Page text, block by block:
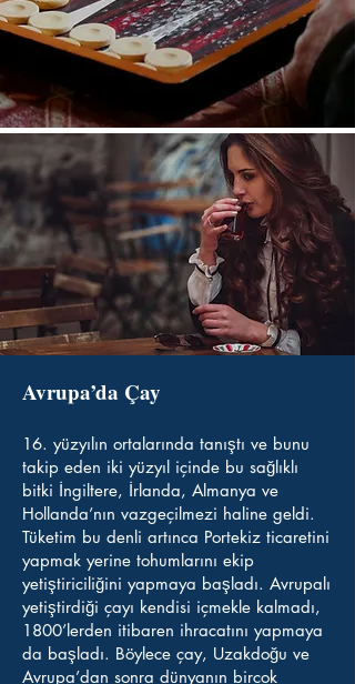
Avrupa’da Çay
16. yüzyılın ortalarında tanıştı ve bunu
takip eden iki yüzyıl içinde bu sağlıklı
bitki İngiltere, İrlanda, Almanya ve
Hollanda’nın vazgeçilmezi haline geldi.
Tüketim bu denli artınca Portekiz ticaretini
yapmak yerine tohumlarını ekip
yetiştiriciliğini yapmaya başladı. Avrupalı
yetiştirdiği çayı kendisi içmekle kalmadı,
1800’lerden itibaren ihracatını yapmaya
da başladı. Böylece çay, Uzakdoğu ve
Avrupa’dan sonra dünyanın birçok